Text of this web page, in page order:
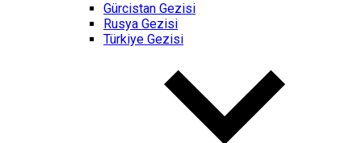
Gürcistan Gezisi
Rusya Gezisi
Türkiye Gezisi